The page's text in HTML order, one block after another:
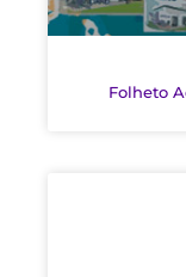
Folheto